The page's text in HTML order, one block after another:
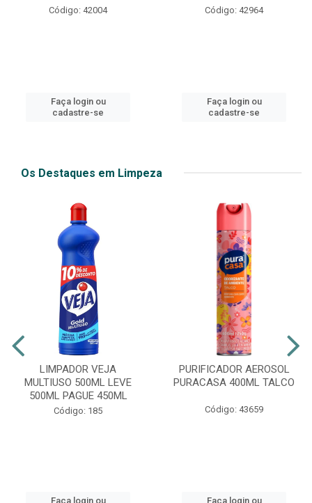
Código: 42004
Faça login ou
cadastre-se
Código: 42964
Faça login ou
cadastre-se
Os Destaques em Limpeza
LIMPADOR VEJA
MULTIUSO 500ML LEVE
500ML PAGUE 450ML
Código: 185
Faça login ou
PURIFICADOR AEROSOL
PURACASA 400ML TALCO
Código: 43659
Faça login ou